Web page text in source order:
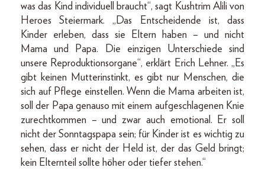
was das Kind individuell braucht“, sagt Kushtrim Alili von
Heroes Steiermark. „Das Entscheidende ist, dass
Kinder erleben, dass sie Eltern haben – und nicht
Mama und Papa. Die einzigen Unterschiede sind
unsere Reproduktionsorgane“, erklärt Erich Lehner. „Es
gibt keinen Mutterinstinkt, es gibt nur Menschen, die
sich auf Pflege einstellen. Wenn die Mama arbeiten ist,
soll der Papa genauso mit einem aufgeschlagenen Knie
zurechtkommen – und zwar auch emotional. Er soll
nicht der Sonntagspapa sein; für Kinder ist es wichtig zu
sehen, dass er nicht der Held ist, der das Geld bringt;
kein Elternteil sollte höher oder tiefer stehen.“